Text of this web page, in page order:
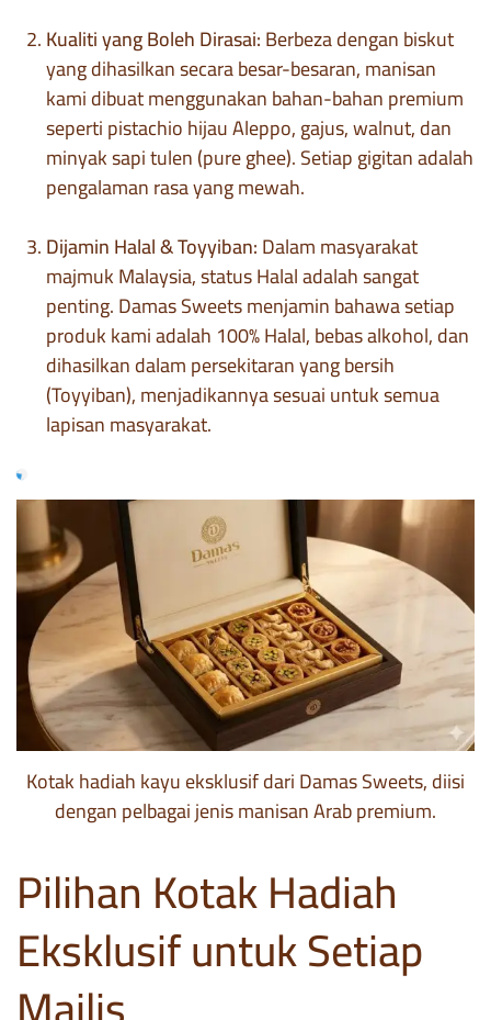
Kualiti yang Boleh Dirasai:Berbeza dengan biskut
yang dihasilkan secara besar-besaran, manisan
kami dibuat menggunakan bahan-bahan premium
seperti pistachio hijau Aleppo, gajus, walnut, dan
minyak sapi tulen (pure ghee). Setiap gigitan adalah
pengalaman rasa yang mewah.
Dijamin Halal & Toyyiban:Dalam masyarakat
majmuk Malaysia, status Halal adalah sangat
penting. Damas Sweets menjamin bahawa setiap
produk kami adalah 100% Halal, bebas alkohol, dan
dihasilkan dalam persekitaran yang bersih
(Toyyiban), menjadikannya sesuai untuk semua
lapisan masyarakat.
Kotak hadiah kayu eksklusif dari Damas Sweets, diisi
dengan pelbagai jenis manisan Arab premium.
Pilihan Kotak Hadiah
Eksklusif untuk Setiap